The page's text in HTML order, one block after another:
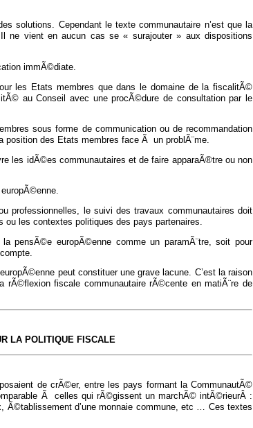
solutions. Cependant le texte communautaire n’est que la
ne vient en aucun cas se « surajouter » aux dispositions
immÃ©diate.
les Etats membres que dans le domaine de la fiscalitÃ©
au Conseil avec une procÃ©dure de consultation par le
sous forme de communication ou de recommandation
position des Etats membres face Ã un problÃ¨me.
les idÃ©es communautaires et de faire apparaÃ®tre ou non
professionnelles, le suivi des travaux communautaires doit
les contextes politiques des pays partenaires.
pensÃ©e europÃ©enne comme un paramÃ¨tre, soit pour
peut constituer une grave lacune. C’est la raison
fiscale communautaire rÃ©cente en matiÃ¨re de
LA POLITIQUE FISCALE
de crÃ©er, entre les pays formant la CommunautÃ©
Ã celles qui rÃ©gissent un marchÃ© intÃ©rieurÂ :
Ã©tablissement d’une monnaie commune, etc … Ces textes